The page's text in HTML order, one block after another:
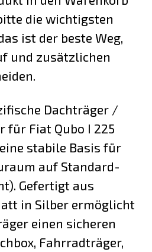
die wichtigsten
ist der beste Weg,
und zusätzlichen
Dachträger /
für Fiat Qubo I 225
stabile Basis für
auf Standard-
Gefertigt aus
in Silber ermöglicht
einen sicheren
Fahrradträger,